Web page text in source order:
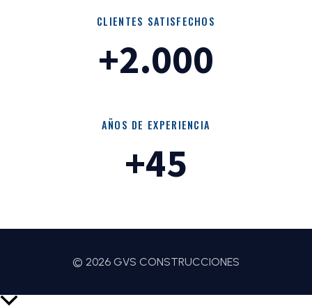
CLIENTES SATISFECHOS
+2.000
AÑOS DE EXPERIENCIA
+45
© 2026 GVS CONSTRUCCIONES